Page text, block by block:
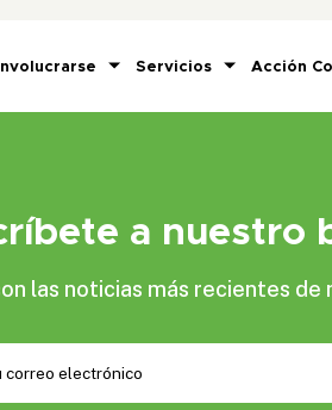
Servicios Acción
a nuestro
las noticias más recientes